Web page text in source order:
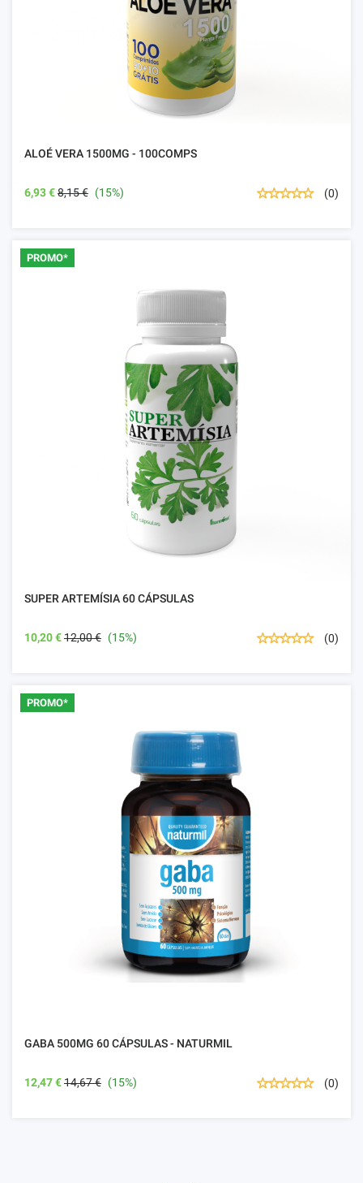
ALOÉ VERA 1500MG - 100COMPS
6,93 €8,15 € (15%) (0)
PROMO*
SUPER ARTEMÍSIA 60 CÁPSULAS
10,20 €12,00 € (15%) (0)
PROMO*
GABA 500MG 60 CÁPSULAS - NATURMIL
12,47 €14,67 € (15%) (0)